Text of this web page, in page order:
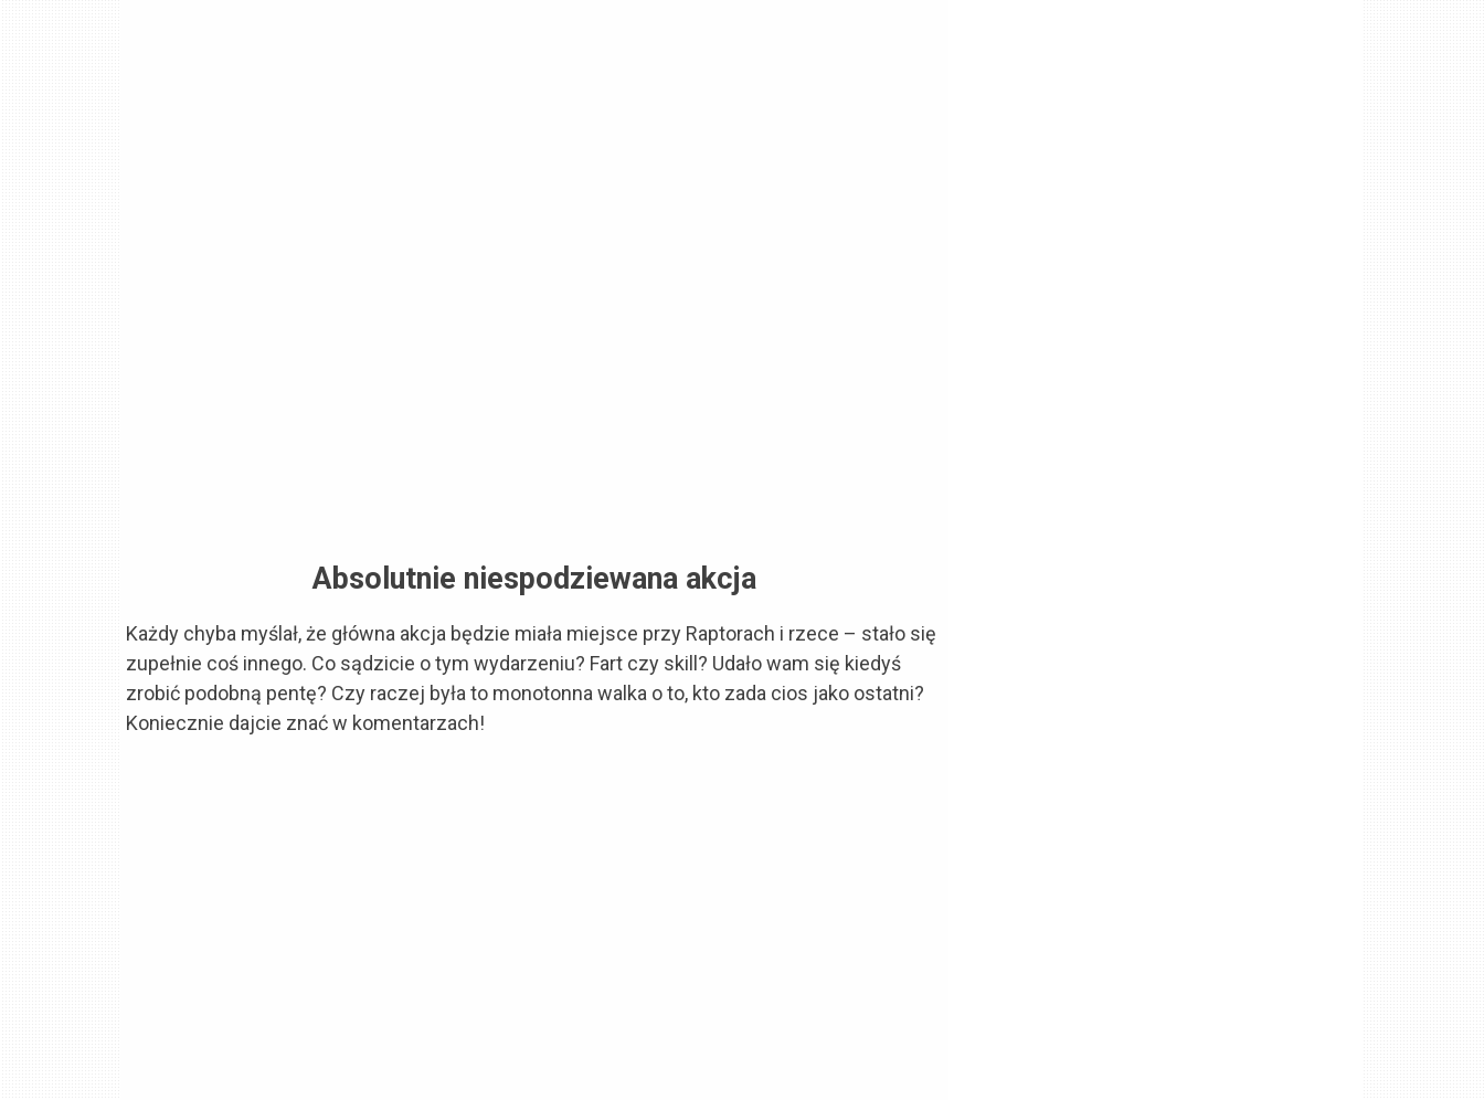
Absolutnie niespodziewana akcja
Każdy chyba myślał, że główna akcja będzie miała miejsce przy Raptorach i rzece – stało się
zupełnie coś innego. Co sądzicie o tym wydarzeniu? Fart czy skill? Udało wam się kiedyś
zrobić podobną pentę? Czy raczej była to monotonna walka o to, kto zada cios jako ostatni?
Koniecznie dajcie znać w komentarzach!